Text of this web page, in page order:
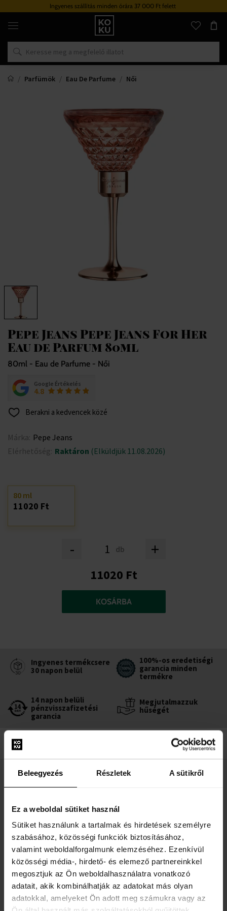
Beleegyezés Részletek A sütikről
Ez a weboldal sütiket használ
Sütiket használunk a tartalmak és hirdetések személyre
szabásához, közösségi funkciók biztosításához,
valamint weboldalforgalmunk elemzéséhez. Ezenkívül
közösségi média-, hirdető- és elemező partnereinkkel
megosztjuk az Ön weboldalhasználatra vonatkozó
adatait, akik kombinálhatják az adatokat más olyan
adatokkal, amelyeket Ön adott meg számukra vagy az
Ingyenes szállítás minden órára 37 000 Ft felett
Eredeti
parfümök
órák
egy
Parfümök Eau De Parfume Női
Pepe Jeans Pepe Jeans For Her
Eau de Parfum 80ml
80ml - Eau de Parfume - Női
Google Értékelés
4.8
Berakni a kedvencek közé
Márka: Pepe Jeans
Elérhetőség: Raktáron (Elküldjük 11.08.2026)
- db +
80 ml
11020 Ft
11020 Ft
KOSÁRBA
Ingyenes termékcsere
30 napon belül
100%-os eredetiségi
garancia minden
termékre
14 napon belüli
pénzvisszafizetési
garancia
Megjutalmazzuk
hűségét
Orientális-vaníliás illatkompozíció, amelyet 2018-ban adtak ki.
Modern illat bátor nők számára, akik élvezik az élet minden
pillanatát.
RÉSZLETEK